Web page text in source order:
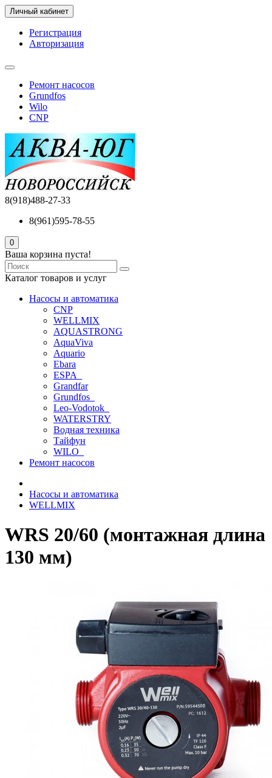
Личный кабинет
Регистрация
Авторизация
Ремонт насосов
Grundfos
Wilo
CNP
8(918)488-27-33
8(961)595-78-55
0
Ваша корзина пуста!
Каталог товаров и услуг
Насосы и автоматика
CNP
WELLMIX
AQUASTRONG
AquaViva
Aquario
Ebara
ESPA_
Grandfar
Grundfos_
Leo-Vodotok_
WATERSTRY
Водная техника
Тайфун
WILO_
Ремонт насосов
Насосы и автоматика
WELLMIX
WRS 20/60 (монтажная длина
130 мм)